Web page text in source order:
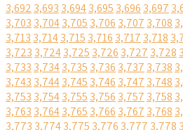
3,692 3,693 3,6943,695 3,696 3,697
3,703 3,7043,705 3,706 3,707 3,708
3,713 3,7143,715 3,716 3,717 3,718
3,723 3,7243,725 3,726 3,727 3,728
3,733 3,7343,735 3,736 3,737 3,738
3,743 3,7443,745 3,746 3,747 3,748
3,753 3,7543,755 3,756 3,757 3,758
3,763 3,7643,765 3,766 3,767 3,768
3,773 3,7743,775 3,776 3,777 3,778